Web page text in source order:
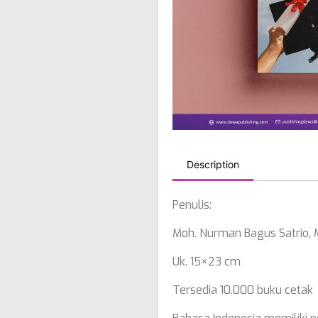
Description
Penulis:
Moh. Nurman Bagus Satrio,
Uk. 15×23 cm
Tersedia 10.000 buku cetak